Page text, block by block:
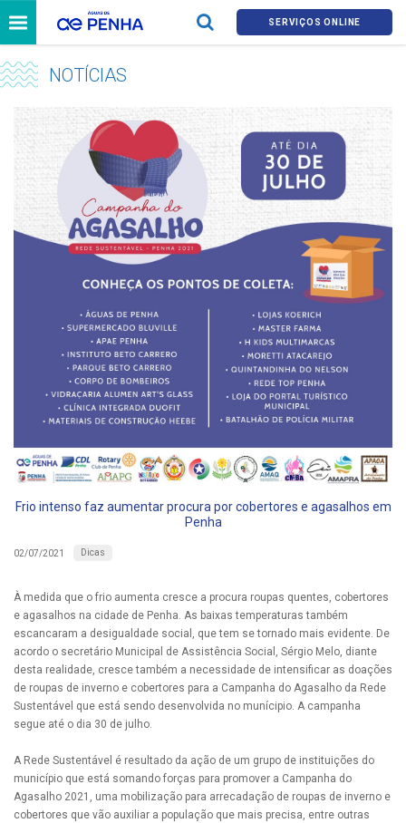
SERVIÇOS ONLINE
NOTÍCIAS
Frio intenso faz aumentar procura por cobertores e agasalhos em
Penha
02/07/2021 Dicas
À medida que o frio aumenta cresce a procura roupas quentes, cobertores
e agasalhos na cidade de Penha. As baixas temperaturas também
escancaram a desigualdade social, que tem se tornado mais evidente. De
acordo o secretário Municipal de Assistência Social, Sérgio Melo, diante
desta realidade, cresce também a necessidade de intensificar as doações
de roupas de inverno e cobertores para a Campanha do Agasalho da Rede
Sustentável que está sendo desenvolvida no munícipio. A campanha
segue até o dia 30 de julho.
A Rede Sustentável é resultado da ação de um grupo de instituições do
município que está somando forças para promover a Campanha do
Agasalho 2021, uma mobilização para arrecadação de roupas de inverno e
cobertores que vão auxiliar a população que mais precisa, entre outras